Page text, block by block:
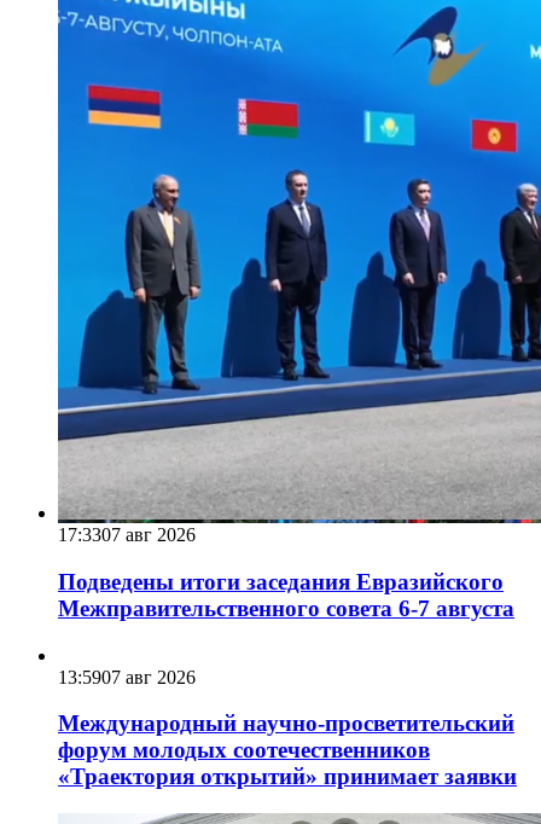
17:3307 авг 2026
Подведены итоги заседания Евразийского
Межправительственного совета 6-7 августа
13:5907 авг 2026
Международный научно-просветительский
форум молодых соотечественников
«Траектория открытий» принимает заявки